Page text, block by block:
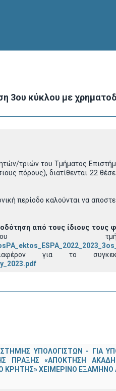
3ου κύκλου με
τριών του Τμήματος
πόρους), διατίθενται 22
περίοδο καλούνται να
από τους ίδιους τους
για το
ΥΠΟΛΟΓΙΣΤΩΝ - ΓΙΑ
ΠΡΑΞΗΣ «ΑΠΟΚΤΗΣΗ
ΚΡΗΤΗΣ» ΧΕΙΜΕΡΙΝΟ ΕΞΑΜΗΝΟ